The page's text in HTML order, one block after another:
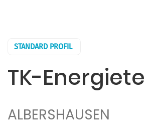
STANDARD PROFIL
TK-
ALBERSHAUSEN